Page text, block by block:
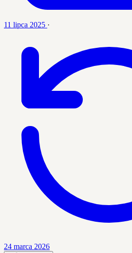
11 lipca 2025 ·
24 marca 2026